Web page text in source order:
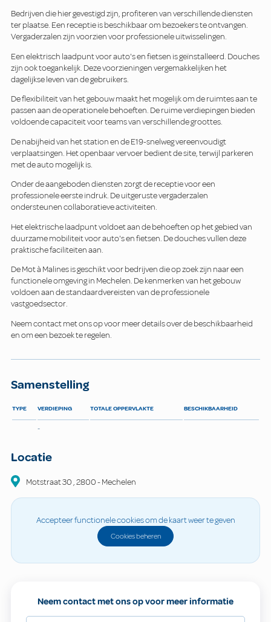
Bedrijven die hier gevestigd zijn, profiteren van verschillende diensten
ter plaatse. Een receptie is beschikbaar om bezoekers te ontvangen.
Vergaderzalen zijn voorzien voor professionele uitwisselingen.
Een elektrisch laadpunt voor auto's en fietsen is geïnstalleerd. Douches
zijn ook toegankelijk. Deze voorzieningen vergemakkelijken het
dagelijkse leven van de gebruikers.
De flexibiliteit van het gebouw maakt het mogelijk om de ruimtes aan te
passen aan de operationele behoeften. De ruime verdiepingen bieden
voldoende capaciteit voor teams van verschillende groottes.
De nabijheid van het station en de E19-snelweg vereenvoudigt
verplaatsingen. Het openbaar vervoer bedient de site, terwijl parkeren
met de auto mogelijk is.
Onder de aangeboden diensten zorgt de receptie voor een
professionele eerste indruk. De uitgeruste vergaderzalen
ondersteunen collaboratieve activiteiten.
Het elektrische laadpunt voldoet aan de behoeften op het gebied van
duurzame mobiliteit voor auto's en fietsen. De douches vullen deze
praktische faciliteiten aan.
De Mot à Malines is geschikt voor bedrijven die op zoek zijn naar een
functionele omgeving in Mechelen. De kenmerken van het gebouw
voldoen aan de standaardvereisten van de professionele
vastgoedsector.
Neem contact met ons op voor meer details over de beschikbaarheid
en om een bezoek te regelen.
Samenstelling
TYPE VERDIEPING TOTALE OPPERVLAKTE BESCHIKBAARHEID
-
Locatie
Motstraat30 ,2800-Mechelen
Accepteer functionele cookies om de kaart weer te geven
Cookies beheren
Neem contact met ons op voor meer informatie